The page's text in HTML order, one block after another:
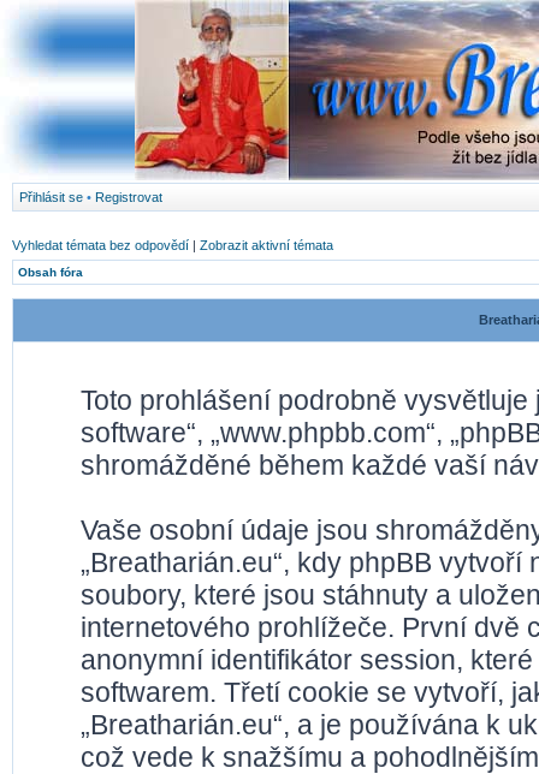
Přihlásit se • Registrovat
Vyhledat témata bez odpovědí | Zobrazit aktivní témata
Obsah fóra
Toto prohlášení podrobně vysvětluje
software“, „www.phpbb.com“,
shromážděné během každé vaší
Vaše osobní údaje jsou
„Breatharián.eu“, kdy phpBB
soubory, které jsou stáhnuty a
internetového prohlížeče. První dvě
anonymní identifikátor session,
softwarem. Třetí cookie se vytvoří,
„Breatharián.eu“, a je používána k
což vede k snažšímu a